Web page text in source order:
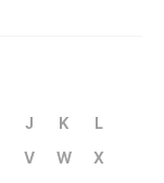
J K
L
V W
X